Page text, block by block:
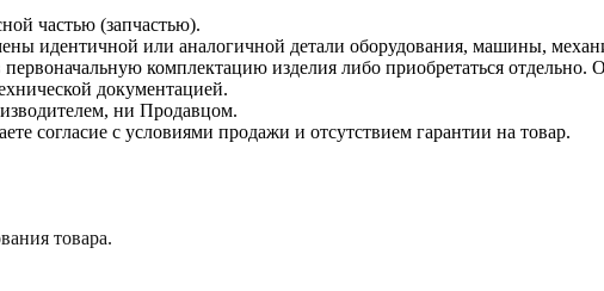
частью (запчастью).
идентичной или аналогичной детали оборудования, машины,
комплектацию изделия либо приобретаться
документацией.
ни Продавцом.
согласие с условиями продажи и отсутствием гарантии на товар.
товара.